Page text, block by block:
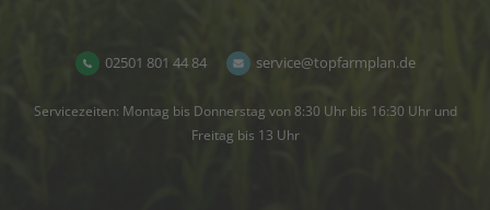
02501 801 44 84 service@topfarmplan.de
Servicezeiten: Montag bis Donnerstag von 8:30 Uhr bis 16:30 Uhr und
Freitag bis 13 Uhr